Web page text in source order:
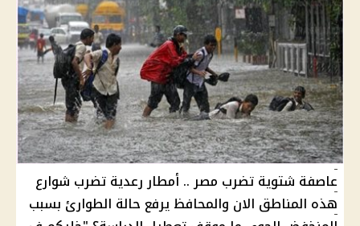
عاصفة شتوية تضرب مصر .. أمطار رعدية تضرب شوارع
هذه المناطق الان والمحافظ يرفع حالة الطوارئ بسبب